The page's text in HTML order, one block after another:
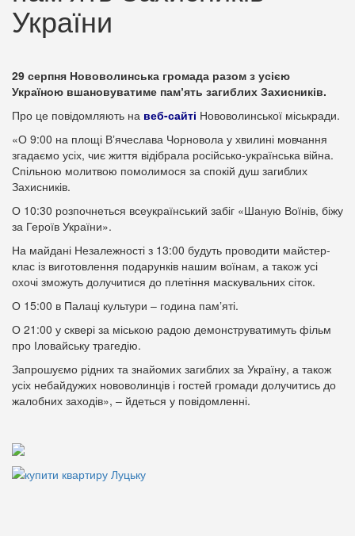
України
29 серпня Нововолинська громада разом з усією
Україною вшановуватиме памʼять загиблих Захисників.
Про це повідомляють на веб-сайті Нововолинської міськради.
«О 9:00 на площі Вʼячеслава Чорновола у хвилині мовчання
згадаємо усіх, чиє життя відібрала російсько-українська війна.
Спільною молитвою помолимося за спокій душ загиблих
Захисників.
О 10:30 розпочнеться всеукраїнський забіг «Шаную Воїнів, біжу
за Героїв України».
На майдані Незалежності з 13:00 будуть проводити майстер-
клас із виготовлення подарунків нашим воїнам, а також усі
охочі зможуть долучитися до плетіння маскувальних сіток.
О 15:00 в Палаці культури – година памʼяті.
О 21:00 у сквері за міською радою демонструватимуть фільм
про Іловайську трагедію.
Запрошуємо рідних та знайомих загиблих за Україну, а також
усіх небайдужих нововолинців і гостей громади долучитись до
жалобних заходів», – йдеться у повідомленні.